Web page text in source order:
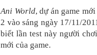
Ani World, dự án game
2 vào sáng ngày 17/11/
biết lần test này người
mới của game.